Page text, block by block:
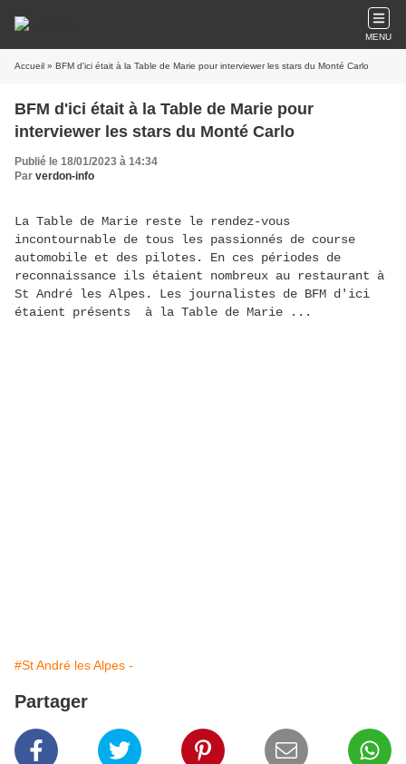
MENU
Accueil » BFM d'ici était à la Table de Marie pour interviewer les stars du Monté Carlo
BFM d'ici était à la Table de Marie pour
interviewer les stars du Monté Carlo
Publié le 18/01/2023 à 14:34
Par verdon-info
La Table de Marie reste le rendez-vous
incontournable de tous les passionnés de course
automobile et des pilotes. En ces périodes de
reconnaissance ils étaient nombreux au restaurant à
St André les Alpes. Les journalistes de BFM d'ici
étaient présents à la Table de Marie ...
#St André les Alpes -
Partager